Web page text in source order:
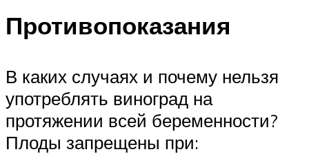
Противопоказания
В каких случаях и почему нельзя
употреблять виноград на
протяжении всей беременности?
Плоды запрещены при: